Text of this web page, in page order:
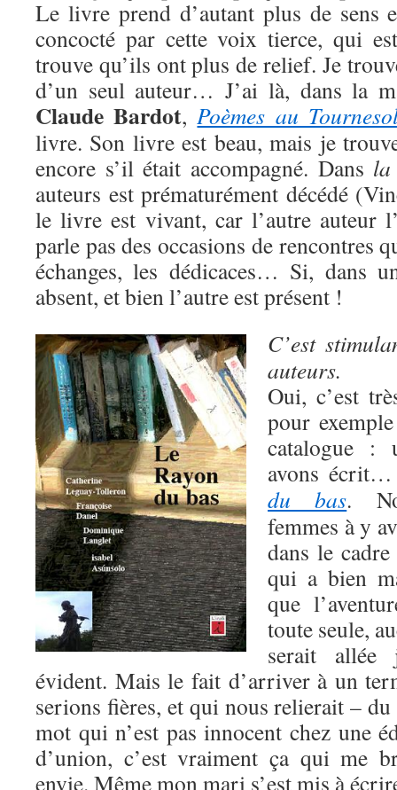
Le livre prend d’autant plus de sens
concocté par cette voix tierce, qui
trouve qu’ils ont plus de relief. Je
d’un seul auteur… J’ai là, dans la
Claude Bardot,Poèmes au
livre. Son livre est beau, mais je
encore s’il était accompagné. Dans la
auteurs est prématurément décédé
le livre est vivant, car l’autre auteur
parle pas des occasions de rencontres
échanges, les dédicaces… Si, dans
absent, et bien l’autre est présent !
C’est
auteurs.
Oui, c’est
pour
catalogue :
avons
du bas.
femmes à y
dans le
qui a bien
que
toute seule,
serait allée
évident. Mais le fait d’arriver à un
serions fières, et qui nous relierait –
mot qui n’est pas innocent chez une
d’union, c’est vraiment ça qui me
envie. Même mon mari s’est mis à